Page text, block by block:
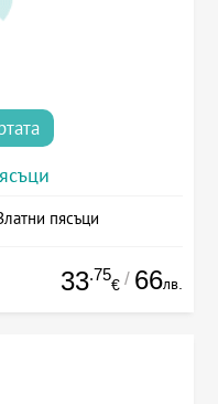
пясъци
33.75
€ / 66лв.